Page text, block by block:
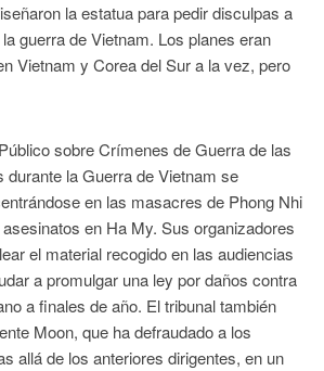
la estatua para pedir disculpas a
guerra de Vietnam. Los planes eran
Vietnam y Corea del Sur a la vez, pero
sobre Crímenes de Guerra de las
durante la Guerra de Vietnam se
en las masacres de Phong Nhi
en Ha My. Sus organizadores
el material recogido en las audiencias
a promulgar una ley por daños contra
a finales de año. El tribunal también
Moon, que ha defraudado a los
allá de los anteriores dirigentes, en un